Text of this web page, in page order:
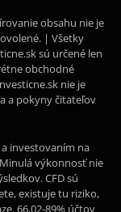
obsahu nie je
| Všetky
sú určené len
obchodné
nie je
a pokyny čitateľov
investovaním na
výkonnosť nie
CFD sú
existuje tu riziko,
66,02-89% účtov